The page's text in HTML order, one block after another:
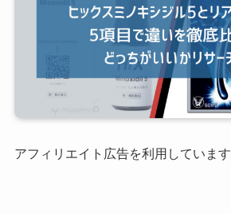
アフィリエイト広告を利用しています